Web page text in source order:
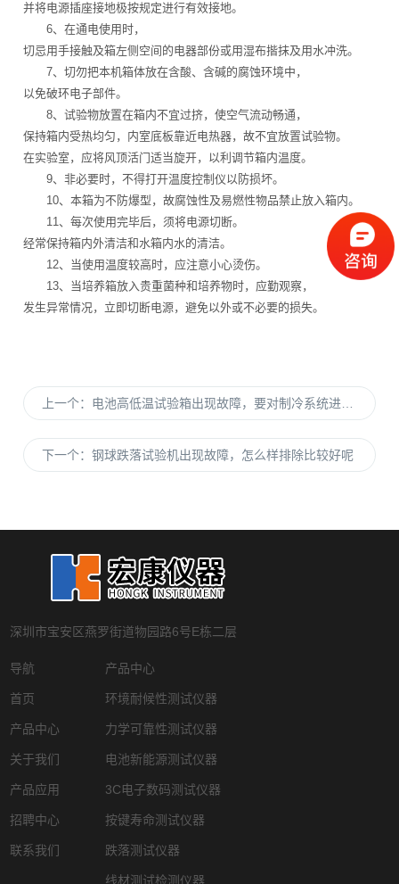
并将电源插座接地极按规定进行有效接地。
6、在通电使用时，
切忌用手接触及箱左侧空间的电器部份或用湿布揩抹及用水冲洗。
7、切勿把本机箱体放在含酸、含碱的腐蚀环境中，
以免破环电子部件。
8、试验物放置在箱内不宜过挤，使空气流动畅通，
保持箱内受热均匀，内室底板靠近电热器，故不宜放置试验物。
在实验室，应将风顶活门适当旋开，以利调节箱内温度。
9、非必要时，不得打开温度控制仪以防损坏。
10、本箱为不防爆型，故腐蚀性及易燃性物品禁止放入箱内。
11、每次使用完毕后，须将电源切断。
经常保持箱内外清洁和水箱内水的清洁。
12、当使用温度较高时，应注意小心烫伤。
13、当培养箱放入贵重菌种和培养物时，应勤观察，
发生异常情况，立即切断电源，避免以外或不必要的损失。
上一个： 电池高低温试验箱出现故障，要对制冷系统进行检查
下一个：钢球跌落试验机出现故障，怎么样排除比较好呢
深圳市宝安区燕罗街道物园路6号E栋二层
导航
首页
产品中心
关于我们
产品应用
招聘中心
联系我们
产品中心
环境耐候性测试仪器
力学可靠性测试仪器
电池新能源测试仪器
3C电子数码测试仪器
按键寿命测试仪器
跌落测试仪器
线材测试检测仪器